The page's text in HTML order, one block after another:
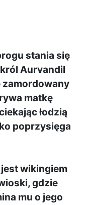
stania się
Aurvandil
zamordowany
matkę
łodzią
poprzysięga
wikingiem
gdzie
mu o jego